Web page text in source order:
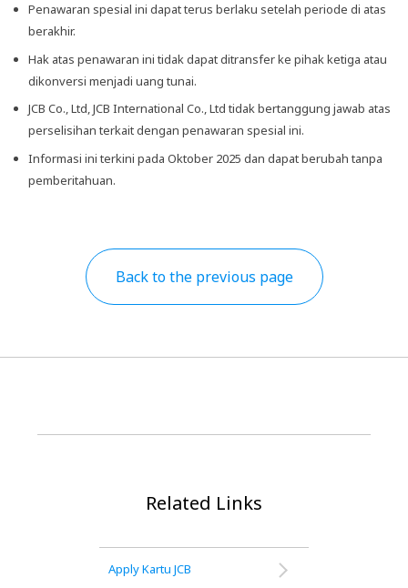
Penawaran spesial ini dapat terus berlaku setelah periode di atas
berakhir.
Hak atas penawaran ini tidak dapat ditransfer ke pihak ketiga atau
dikonversi menjadi uang tunai.
JCB Co., Ltd, JCB International Co., Ltd tidak bertanggung jawab atas
perselisihan terkait dengan penawaran spesial ini.
Informasi ini terkini pada Oktober 2025 dan dapat berubah tanpa
pemberitahuan.
Back to the previous page
Related Links
Apply Kartu JCB